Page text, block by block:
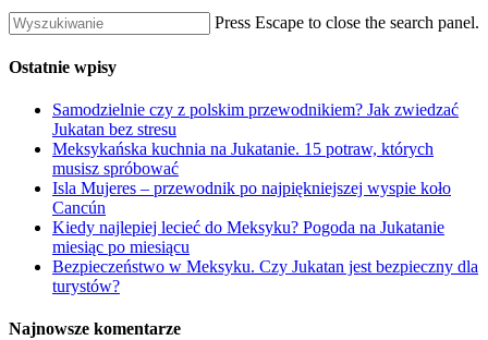
Press Escape to close the search panel.
Ostatnie wpisy
Samodzielnie czy z polskim przewodnikiem? Jak zwiedzać
Jukatan bez stresu
Meksykańska kuchnia na Jukatanie. 15 potraw, których
musisz spróbować
Isla Mujeres – przewodnik po najpiękniejszej wyspie koło
Cancún
Kiedy najlepiej lecieć do Meksyku? Pogoda na Jukatanie
miesiąc po miesiącu
Bezpieczeństwo w Meksyku. Czy Jukatan jest bezpieczny dla
turystów?
Najnowsze komentarze